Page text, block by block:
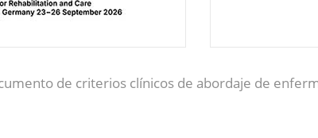
de criterios clínicos de abordaje de